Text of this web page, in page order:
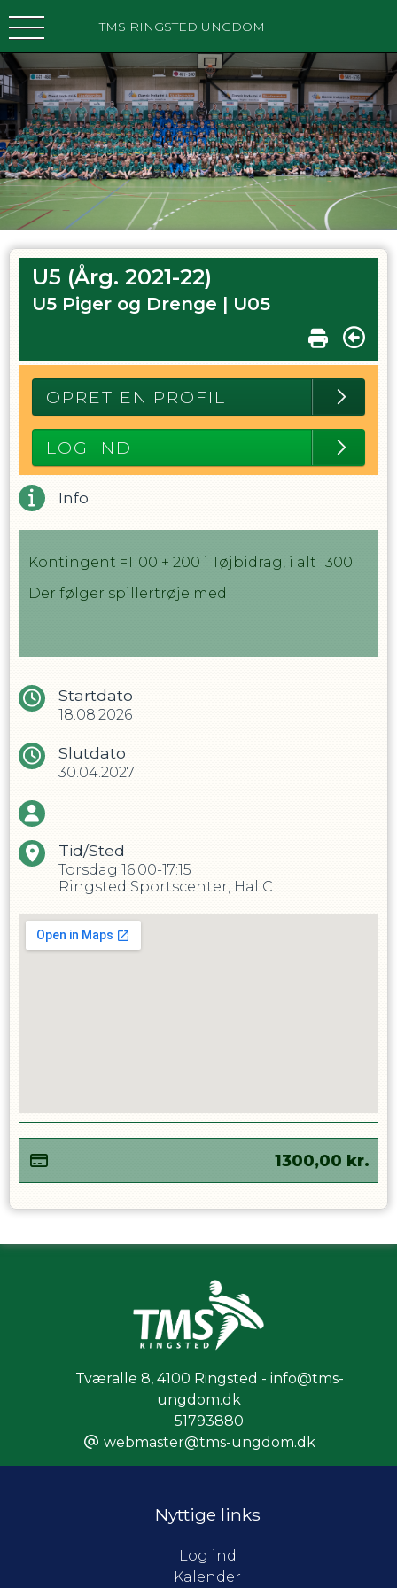
TMS RINGSTED UNGDOM
U5 (Årg. 2021-22)
U5 Piger og Drenge | U05
OPRET EN PROFIL
LOG IND
Info
Kontingent =1100 + 200 i Tøjbidrag, i alt 1300
Der følger spillertrøje med
Startdato
18.08.2026
Slutdato
30.04.2027
Tid/Sted
Torsdag 16:00-17:15
Ringsted Sportscenter, Hal C
1300,00 kr.
Tværalle 8, 4100 Ringsted - info@tms-
ungdom.dk
51793880
webmaster@tms-ungdom.dk
Nyttige links
Log ind
Kalender